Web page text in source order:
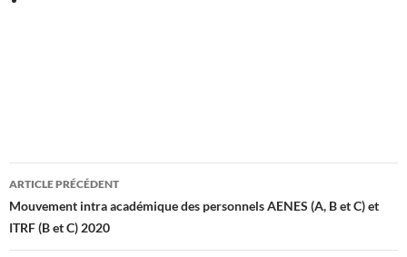
Navigation
des
articles
ARTICLE PRÉCÉDENT
Mouvement intra académique des personnels AENES (A, B et C) et
ITRF (B et C) 2020